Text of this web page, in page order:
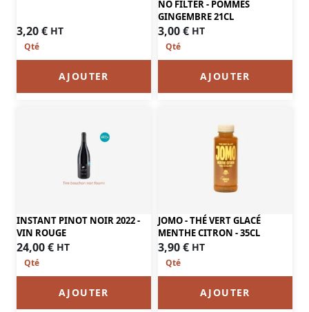
3,20€ HT
AJOUTER
NO FILTER - POMMES
GINGEMBRE 21CL
3,00€ HT
AJOUTER
INSTANT PINOT NOIR 2022 -
VIN ROUGE
24,00€ HT
AJOUTER
JOMO - THÉ VERT GLACÉ
MENTHE CITRON - 35CL
3,90€ HT
AJOUTER